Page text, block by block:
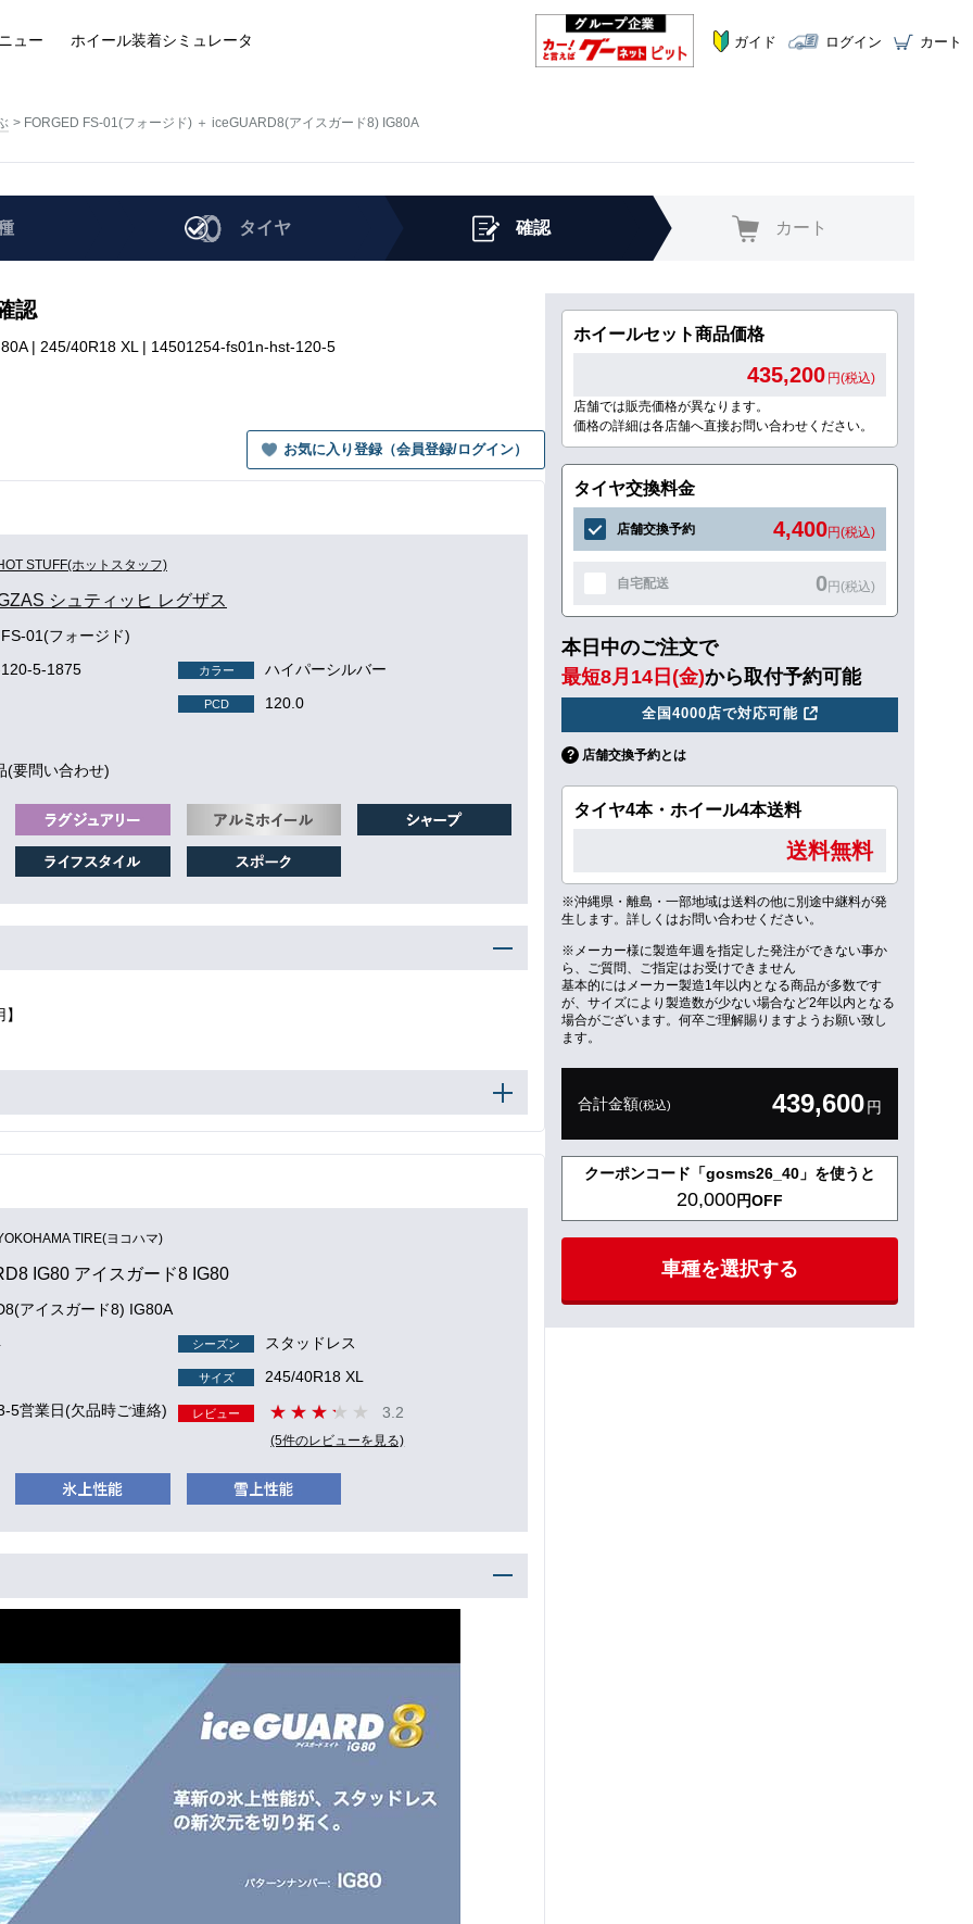
ュー ホイール装着シミュレータ ガイド ログイン カート
FORGED FS-01(フォージド) ＋ iceGUARD8(アイスガード8) IG80A
タイヤ 確認 カート
認
| 245/40R18 XL | 14501254-fs01n-hst-120-5
お気に入り登録（会員登録/ログイン）
STUFF(ホットスタッフ)
シュティッヒ レグザス
01(フォージド)
5-1875
カラー ハイパーシルバー
PCD 120.0
(要問い合わせ)
TIRE(ヨコハマ)
IG80 アイスガード8 IG80
アイスガード8) IG80A
シーズン スタッドレス
サイズ
245/40R18 XL
5営業日(欠品時ご連絡)
レビュー 3.2
(5件のレビューを見る)
ホイールセット商品価格
435,200 円(税込)
店舗では販売価格が異なります。
価格の詳細は各店舗へ直接お問い合わせください。
タイヤ交換料金
店舗交換予約 4,400円(税込)
自宅配送 0円(税込)
本日中のご注文で
最短8月14日(金)から取付予約可能
全国4000店で対応可能
店舗交換予約とは
タイヤ4本・ホイール4本送料
送料無料
※沖縄県・離島・一部地域は送料の他に別途中継料が発
生します。詳しくはお問い合わせください。
※メーカー様に製造年週を指定した発注ができない事か
ら、ご質問、ご指定はお受けできません
基本的にはメーカー製造1年以内となる商品が多数です
が、サイズにより製造数が少ない場合など2年以内となる
場合がございます。何卒ご理解賜りますようお願い致し
ます。
合計金額(税込) 439,600円
クーポンコード「gosms26_40」を使うと
20,000円OFF
車種を選択する